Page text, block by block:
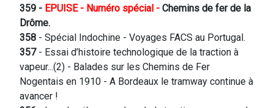
359 - EPUISE - Numéro spécial - Chemins de fer de la
Drôme.
358 - Spécial Indochine - Voyages FACS au Portugal.
357- Essai d’histoire technologique de la traction à
vapeur...(2) - Balades sur les Chemins de Fer
Nogentais en 1910 - A Bordeaux le tramway continue à
avancer !